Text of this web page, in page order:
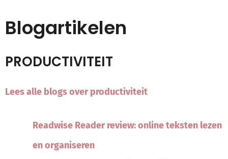
Blogartikelen
PRODUCTIVITEIT
Lees alle blogs over productiviteit
Readwise Reader review: online teksten lezen
en organiseren